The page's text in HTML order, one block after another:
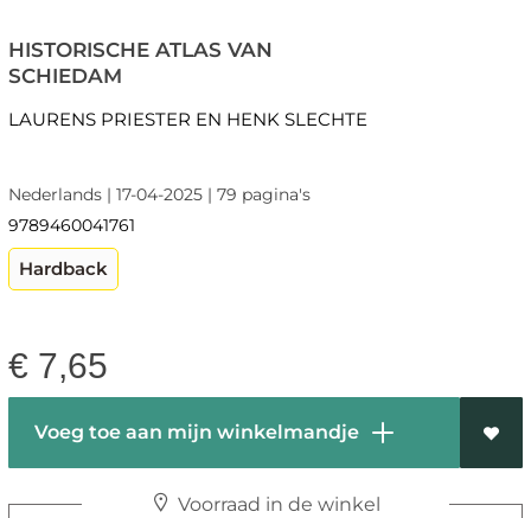
HISTORISCHE ATLAS VAN
SCHIEDAM
LAURENS PRIESTER EN HENK SLECHTE
Nederlands | 17-04-2025 | 79 pagina's
9789460041761
Hardback
€ 7,65
Voeg toe aan mijn winkelmandje
Voorraad in de winkel